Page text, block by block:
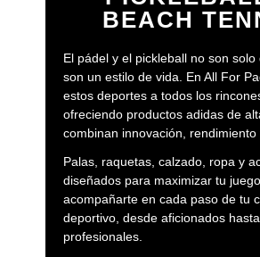
BEACH
El pádel y el pickleball no son solo
son un estilo de vida. En All For
estos deportes a todos los
ofreciendo productos adidas de
combinan innovación, rendimiento
Palas, raquetas, calzado, ropa y
diseñados para maximizar tu
acompañarte en cada paso de tu
deportivo, desde aficionados
profesionales.